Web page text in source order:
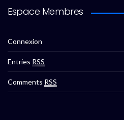
Espace Membres
Connexion
Entries RSS
Comments RSS